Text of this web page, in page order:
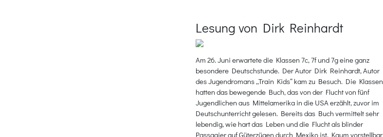
Lesung von Dirk Reinhardt
Am 26. Juni erwartete die Klassen 7c, 7f und 7g eine ganz
besondere Deutschstunde. Der Autor Dirk Reinhardt, Autor
des Jugendromans „Train Kids“ kam zu Besuch. Die Klassen
hatten das bewegende Buch, das von der Flucht von fünf
Jugendlichen aus Mittelamerika in die USA erzählt, zuvor im
Deutschunterricht gelesen. Bereits das Buch vermittelt sehr
lebendig, wie hart das Leben und die Flucht als blinder
Passagier auf Güterzügen durch Mexiko ist. Kaum vorstellbar